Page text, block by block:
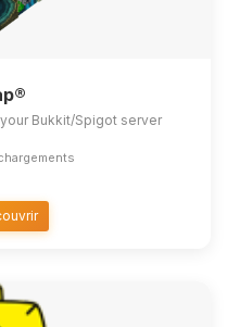
Bukkit/Spigot server